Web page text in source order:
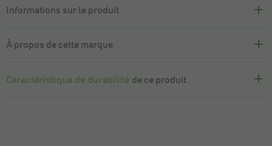
Informations sur le produit
À propos de cette marque
Caractéristique de durabilité de ce produit